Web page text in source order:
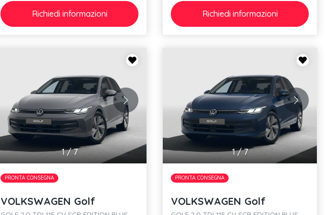
Richiedi informazioni Richiedi informazioni
1/7
PRONTA CONSEGNA
VOLKSWAGEN Golf
1/7
PRONTA CONSEGNA
VOLKSWAGEN Golf